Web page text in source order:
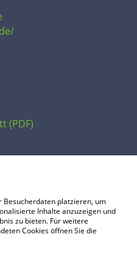
(PDF)
Besucherdaten platzieren, um
Inhalte anzuzeigen und
zu bieten. Für weitere
Cookies öffnen Sie die